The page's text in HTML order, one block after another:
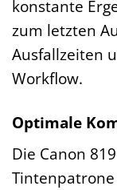
konstante
zum letzten
Ausfallzeiten
Workflow.
Optimale
Die Canon